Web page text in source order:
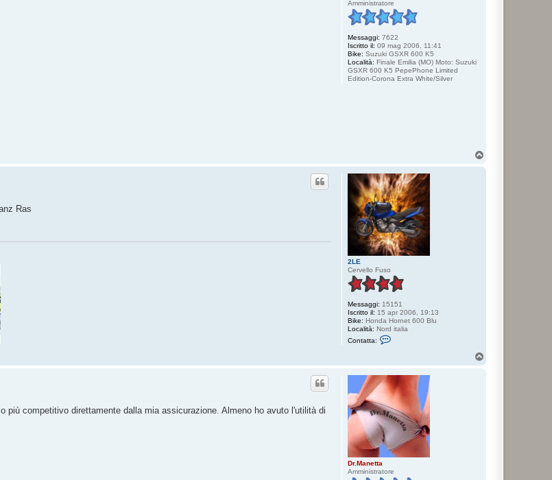
Amministratore
Messaggi: 7622
Iscritto il: 09 mag 2006, 11:41
Bike: Suzuki GSXR 600 K5
Località: Finale Emilia (MO) Moto: Suzuki
GSXR 600 K5 PepePhone Limited
Edition-Corona Extra White/Silver
2LE
Cervello Fuso
Messaggi: 15151
Iscritto il: 15 apr 2006, 19:13
Bike: Honda Hornet 600 Blu
Località: Nord italia
Contatta:
t
a
L
E
Ras
Dr.Manetta
Amministratore
competitivo direttamente dalla mia assicurazione. Almeno ho avuto l'utilità di